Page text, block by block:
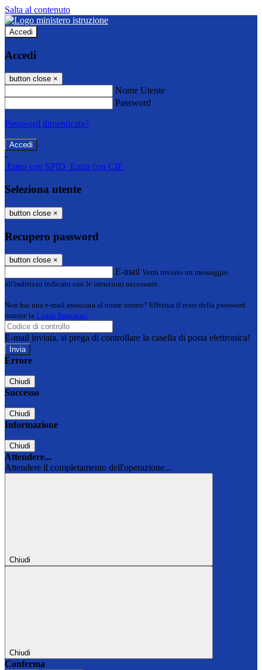
Salta al contenuto
Accedi
Accedi
button close ×
Nome Utente
Password
Password dimenticata?
-
Entra con SPID Entra con CIE
Seleziona utente
button close ×
Recupero password
button close ×
E-mail Verrà inviato un messaggio
all'indirizzo indicato con le istruzioni necessarie.
Non hai una e-mail associata al nome utente? Effettua il reset della password
tramite la Login Spaggiari
E-mail inviata, si prega di controllare la casella di posta elettronica!
Errore
Chiudi
Successo
Chiudi
Informazione
Chiudi
Attendere...
Attendere il completamento dell'operazione...
Chiudi
Chiudi
Conferma